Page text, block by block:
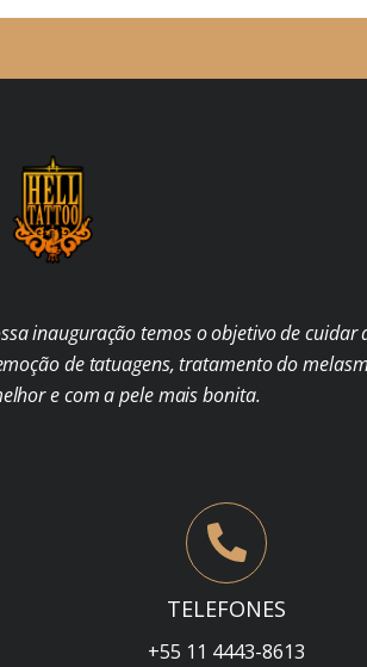
inauguração temos o objetivo de cuidar
de tatuagens, tratamento do
e com a pele mais bonita.
TELEFONES
+55 11 4443-8613